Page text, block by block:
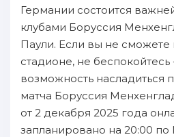
Германии состоится
клубами Боруссия
Паули. Если вы не сможете
стадионе, не
возможность насладиться
матча Боруссия
от 2 декабря 2025 года
запланировано на 20:00 по